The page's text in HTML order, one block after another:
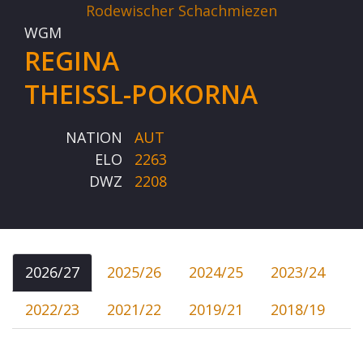
Rodewischer Schachmiezen
WGM
REGINA
THEISSL-POKORNA
NATION
AUT
ELO
2263
DWZ
2208
2026/27 2025/26 2024/25
2023/24
2022/23
2021/22 2019/21
2018/19